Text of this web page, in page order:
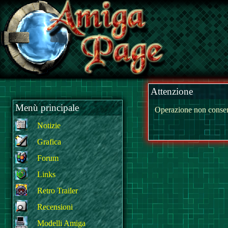
Menù principale
Notizie
Grafica
Forum
Links
Retro Trailer
Recensioni
Modelli Amiga
Attenzione
Operazione non